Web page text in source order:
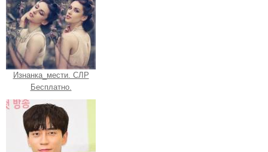
Изнанка_мести. СЛР
Бесплатно.